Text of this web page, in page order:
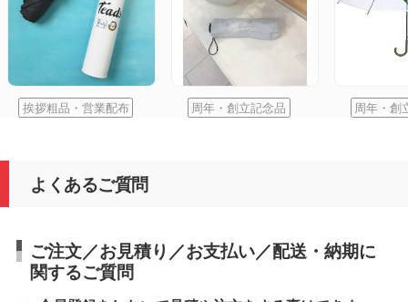
挨拶粗品・営業配布 周年・創立記念品 周年・創
よくあるご質問
ご注文／お見積り／お支払い／配送・納期に
関するご質問